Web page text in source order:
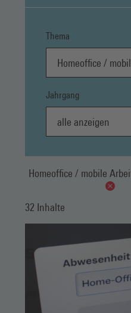
Thema
Homeoffice / mobile
Jahrgang
alle anzeigen
Homeoffice / mobile
32 Inhalte